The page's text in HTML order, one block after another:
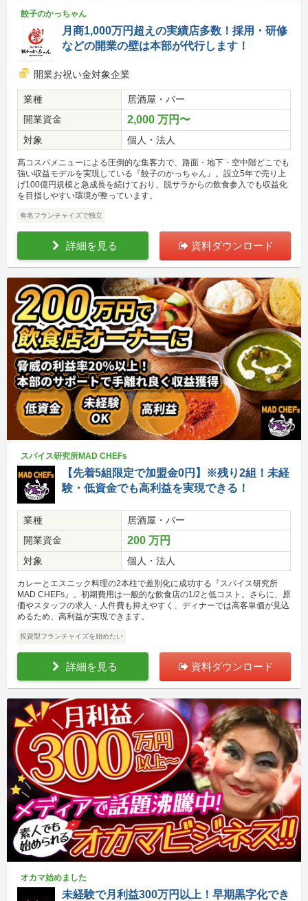
餃子のかっちゃん
月商1,000万円超えの実績店多数！採用・研修
などの開業の壁は本部が代行します！
開業お祝い金対象企業
業種
居酒屋・バー
開業資金
2,000 万円〜
対象 個人・法人
高コスパメニューによる圧倒的な集客力で、路面・地下・空中階どこでも
強い収益モデルを実現している『餃子のかっちゃん』。設立5年で売り上
げ100億円規模と急成長を続けており、脱サラからの飲食参入でも収益化
を目指しやすい環境が整っています。
有名フランチャイズで独立
詳細を見る 資料ダウンロード
スパイス研究所MAD CHEFs
【先着5組限定で加盟金0円】※残り2組！未経
験・低資金でも高利益を実現できる！
業種
居酒屋・バー
開業資金
200 万円
対象 個人・法人
カレーとエスニック料理の2本柱で差別化に成功する『スパイス研究所
MAD CHEFs』。初期費用は一般的な飲食店の1/2と低コスト。さらに、原
価やスタッフの求人・人件費も抑えやすく、ディナーでは高客単価が見込
めるため、高利益が実現できます。
投資型フランチャイズを始めたい
詳細を見る 資料ダウンロード
オカマ始めました
未経験で月利益300万円以上！早期黒字化でき